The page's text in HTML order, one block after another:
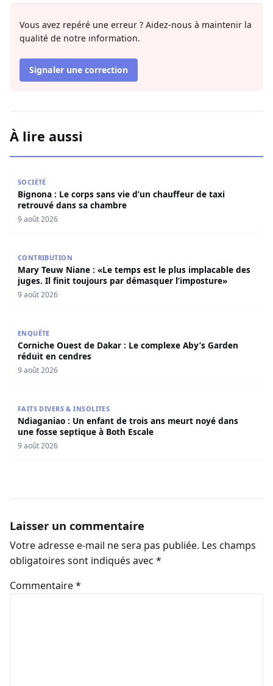
Vous avez repéré une erreur ? Aidez-nous à maintenir la
qualité de notre information.
Signaler une correction
À lire aussi
SOCIÉTÉ
Bignona : Le corps sans vie d’un chauffeur de taxi
retrouvé dans sa chambre
9 août 2026
CONTRIBUTION
Mary Teuw Niane : «Le temps est le plus implacable des
juges. Il finit toujours par démasquer l’imposture»
9 août 2026
ENQUÊTE
Corniche Ouest de Dakar : Le complexe Aby’s Garden
réduit en cendres
9 août 2026
FAITS DIVERS & INSOLITES
Ndiaganiao : Un enfant de trois ans meurt noyé dans
une fosse septique à Both Escale
9 août 2026
Laisser un commentaire
Votre adresse e-mail ne sera pas publiée. Les champs
obligatoires sont indiqués avec *
Commentaire*